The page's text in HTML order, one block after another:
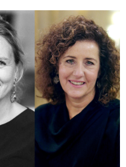
en de Zweedse Eva M